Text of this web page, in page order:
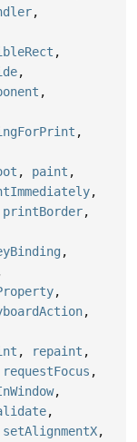
,
,
,
,
,
, paint ,
,
printBorder,
,
,
,
, repaint ,
requestFocus ,
,
,
setAlignmentX,